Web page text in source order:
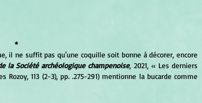
*
il ne suffit pas qu'une coquille soit bonne à décorer, encore
la Société archéologique champenoise, 2021, « Les derniers
Rozoy, 113 (2-3), pp. .275-291) mentionne la bucarde comme